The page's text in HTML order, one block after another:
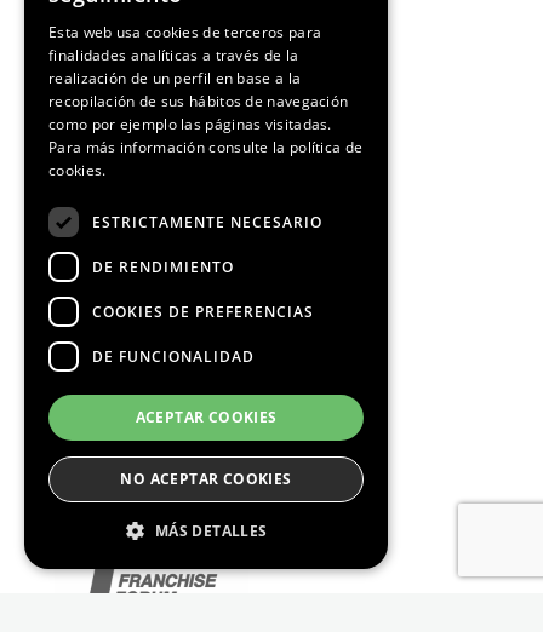
Esta web usa cookies de terceros para
finalidades analíticas a través de la
realización de un perfil en base a la
recopilación de sus hábitos de navegación
como por ejemplo las páginas visitadas.
Para más información consulte la política de
cookies.
ESTRICTAMENTE NECESARIO
DE RENDIMIENTO
COOKIES DE PREFERENCIAS
DE FUNCIONALIDAD
ACEPTAR COOKIES
NO ACEPTAR COOKIES
MÁS DETALLES